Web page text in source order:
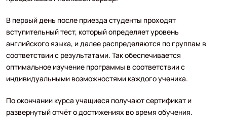
В первый день после приезда студенты проходят
вступительный тест, который определяет уровень
английского языка, и далее распределяются по группам в
соответствии с результатами. Так обеспечивается
оптимальное изучение программы в соответствии с
индивидуальными возможностями каждого ученика.
По окончании курса учащиеся получают сертификат и
развернутый отчёт о достижениях во время обучения.